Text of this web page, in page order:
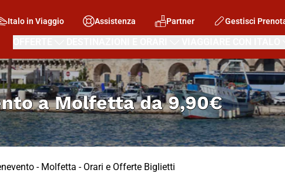
Italo in Viaggio Assistenza Partner Gestisci
a Molfettada9,90€
- Molfetta - Orari e Offerte Biglietti